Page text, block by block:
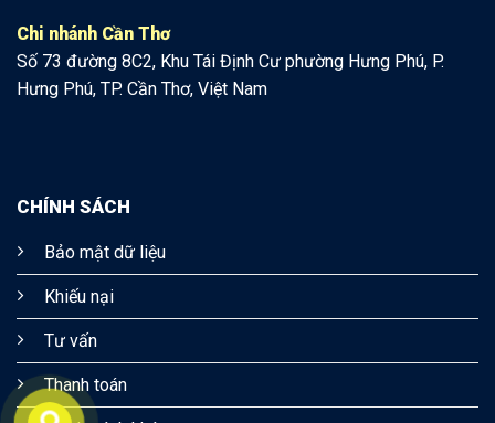
Chi nhánh Cần Thơ
Số 73 đường 8C2, Khu Tái Định Cư phường Hưng Phú, P.
Hưng Phú, TP. Cần Thơ, Việt Nam
CHÍNH SÁCH
Bảo mật dữ liệu
Khiếu nại
Tư vấn
Thanh toán